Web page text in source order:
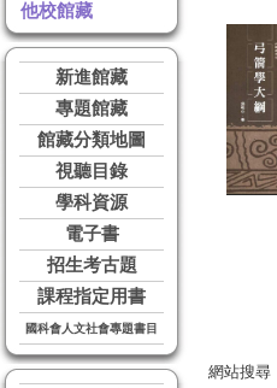
他校館藏
新進館藏
專題館藏
館藏分類地圖
視聽目錄
學科資源
電子書
招生考古題
課程指定用書
國科會人文社會專題書目
網站搜尋